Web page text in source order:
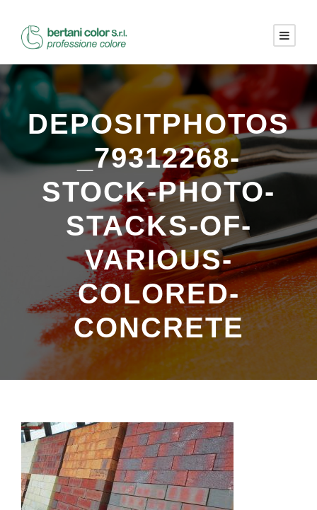
DEPOSITPHOTOS
_79312268-
STOCK-PHOTO-
STACKS-OF-
VARIOUS-
COLORED-
CONCRETE